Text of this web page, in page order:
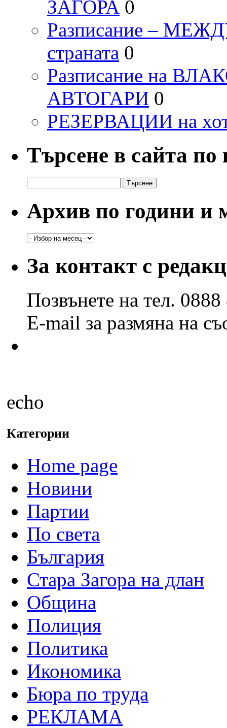
ЗАГОРА 0
Разписание –
страната 0
Разписание на
АВТОГАРИ 0
РЕЗЕРВАЦИИ на
Търсене в сайта
за:
Архив по години и
Архив
и
месеци
За контакт с
Позвънете на тел.
E-mail за размяна на
echo
Категории
Home page
Новини
Партии
По света
България
Стара Загора на длан
Община
Полиция
Политика
Икономика
Бюра по труда
РЕКЛАМА